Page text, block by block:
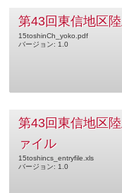
第43回東信地区
15toshinCh_yoko.pdf
バージョン: 1.0
第43回東信地区
ァイル
15toshincs_entryfile.xls
バージョン: 1.0